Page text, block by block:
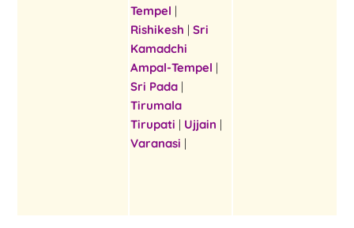
Tempel |
Rishikesh | Sri
Kamadchi
Ampal-Tempel |
Sri Pada |
Tirumala
Tirupati | Ujjain |
Varanasi |